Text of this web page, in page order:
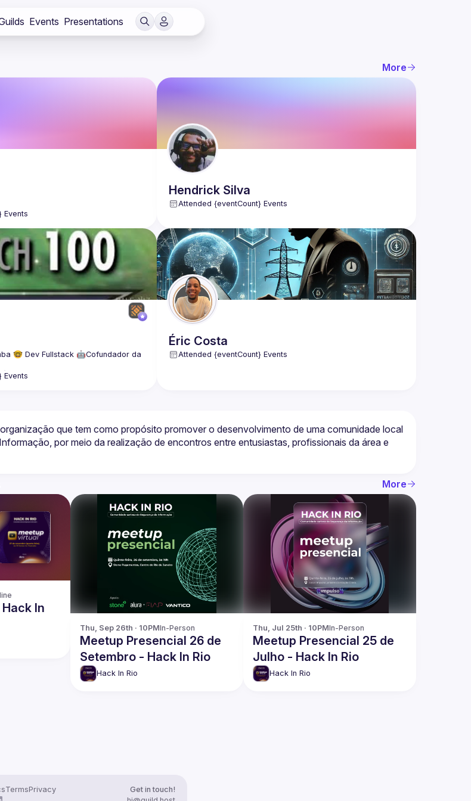
Events Presentations
More
Events
Hendrick Silva
Attended {eventCount} Events
🤓 Dev Fullstack 🤖Cofundador da
Events
Éric Costa
Attended {eventCount} Events
que tem como propósito promover o desenvolvimento de uma comunidade local
por meio da realização de encontros entre entusiastas, profissionais da área e
More
In
Thu, Sep 26th · 10PMIn-Person
Meetup Presencial 26 de
Setembro - Hack In Rio
Hack In Rio
Thu, Jul 25th · 10PMIn-Person
Meetup Presencial 25 de
Julho - Hack In Rio
Hack In Rio
TermsPrivacy
Get in touch!